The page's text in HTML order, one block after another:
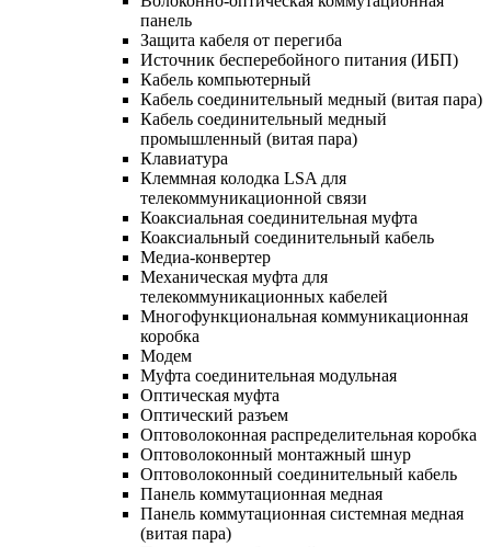
панель
Защита кабеля от перегиба
Источник бесперебойного питания (ИБП)
Кабель компьютерный
Кабель соединительный медный (витая пара)
Кабель соединительный медный
промышленный (витая пара)
Клавиатура
Клеммная колодка LSA для
телекоммуникационной связи
Коаксиальная соединительная муфта
Коаксиальный соединительный кабель
Медиа-конвертер
Механическая муфта для
телекоммуникационных кабелей
Многофункциональная коммуникационная
коробка
Модем
Муфта соединительная модульная
Оптическая муфта
Оптический разъем
Оптоволоконная распределительная коробка
Оптоволоконный монтажный шнур
Оптоволоконный соединительный кабель
Панель коммутационная медная
Панель коммутационная системная медная
(витая пара)